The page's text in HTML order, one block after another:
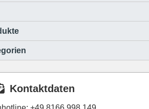
Kontaktdaten